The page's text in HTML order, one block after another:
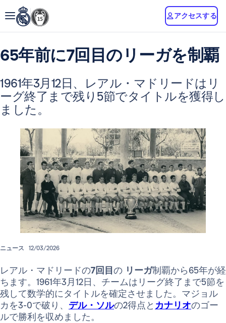
アクセスする
65年前に7回目のリーガを制覇
1961年3月12日、レアル・マドリードはリ
ーグ終了まで残り5節でタイトルを獲得し
ました。
ニュース 12/03/2026
レアル・マドリードの7回目 の リーガ制覇から65年が経
ちます。1961年3月12日、チームはリーグ終了まで5節を
残して数学的にタイトルを確定させました。マジョル
カを3-0で破り、 デル・ソルの2得点と カナリオのゴー
ルで勝利を収めました。